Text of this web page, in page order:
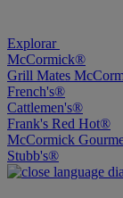
Explorar
McCormick®
Grill Mates
French's®
Cattlemen's®
Frank's Red Hot®
McCormick
Stubb's®